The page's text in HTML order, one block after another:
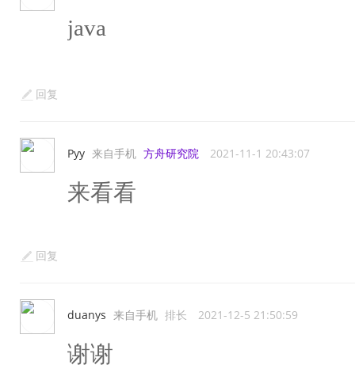
java
回复
Pyy 来自手机 方舟研究院 2021-11-1 20:43:07
来看看
回复
duanys 来自手机 排长 2021-12-5 21:50:59
谢谢